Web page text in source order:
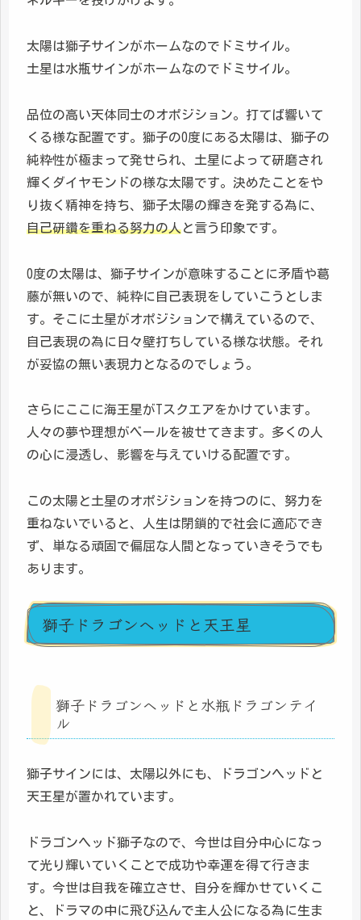
太陽は獅子サインがホームなのでドミサイル。
土星は水瓶サインがホームなのでドミサイル。
品位の高い天体同士のオポジション。打てば響いて
くる様な配置です。獅子の0度にある太陽は、獅子の
純粋性が極まって発せられ、土星によって研磨され
輝くダイヤモンドの様な太陽です。決めたことをや
り抜く精神を持ち、獅子太陽の輝きを発する為に、
自己研鑽を重ねる努力の人と言う印象です。
0度の太陽は、獅子サインが意味することに矛盾や葛
藤が無いので、純粋に自己表現をしていこうとしま
す。そこに土星がオポジションで構えているので、
自己表現の為に日々壁打ちしている様な状態。それ
が妥協の無い表現力となるのでしょう。
さらにここに海王星がTスクエアをかけています。
人々の夢や理想がベールを被せてきます。多くの人
の心に浸透し、影響を与えていける配置です。
この太陽と土星のオポジションを持つのに、努力を
重ねないでいると、人生は閉鎖的で社会に適応でき
ず、単なる頑固で偏屈な人間となっていきそうでも
あります。
獅子ドラゴンヘッドと天王星
獅子ドラゴンヘッドと水瓶ドラゴンテイ
ル
獅子サインには、太陽以外にも、ドラゴンヘッドと
天王星が置かれています。
ドラゴンヘッド獅子なので、今世は自分中心になっ
て光り輝いていくことで成功や幸運を得て行きま
す。今世は自我を確立させ、自分を輝かせていくこ
と、ドラマの中に飛び込んで主人公になる為に生ま